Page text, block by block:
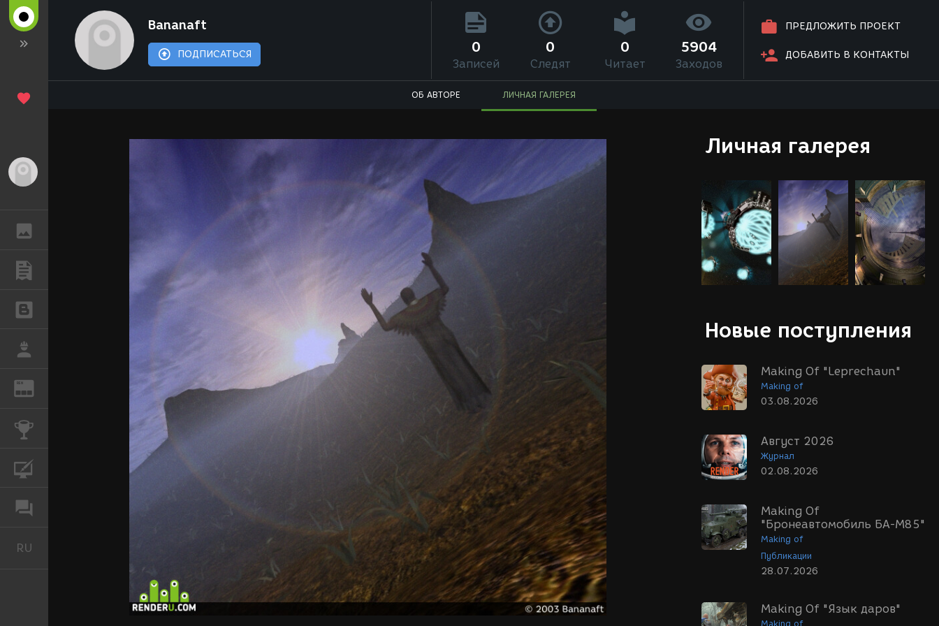
REN
RU
Bananaft
ПОДПИСАТЬСЯ
ПРЕДЛОЖИТЬ ПРОЕКТ
ДОБАВИТЬ В КОНТАКТЫ
0
Записей
0
Следят
0
Читает
5904
Заходов
ОБ АВТОРЕ ЛИЧНАЯ ГАЛЕРЕЯ
Личная галерея
Новые поступления
Making Of "Leprechaun"
Making of
03.08.2026
Август 2026
Журнал
02.08.2026
Making Of
"Бронеавтомобиль БА-М85"
Making of
Публикации
28.07.2026
Making Of "Язык даров"
Making of